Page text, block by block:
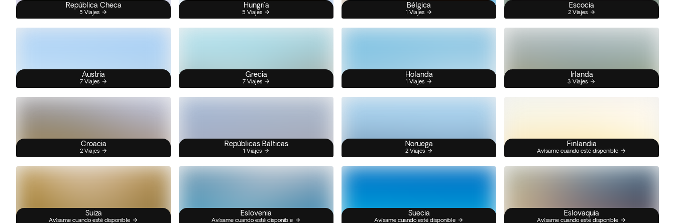
República Checa
5 Viajes
Hungría
5 Viajes
Bélgica
1 Viajes
Escocia
2 Viajes
Austria
7 Viajes
Grecia
7 Viajes
Holanda
1 Viajes
Irlanda
3 Viajes
Croacia
2 Viajes
Repúblicas Bálticas
1 Viajes
Noruega
2 Viajes
Finlandia
Avísame cuando esté disponible
Suiza
Avísame cuando esté disponible
Eslovenia
Avísame cuando esté disponible
Suecia
Avísame cuando esté disponible
Eslovaquia
Avísame cuando esté disponible